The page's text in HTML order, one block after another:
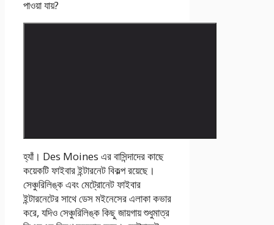
পাওয়া যায়?
হ্যাঁ। Des Moines এর বাসিন্দাদের কাছে
কয়েকটি ফাইবার ইন্টারনেট বিকল্প রয়েছে।
সেঞ্চুরিলিঙ্ক এবং মেট্রোনেট ফাইবার
ইন্টারনেটের সাথে ডেস মইনেসের এলাকা কভার
করে, যদিও সেঞ্চুরিলিঙ্ক কিছু জায়গায় শুধুমাত্র